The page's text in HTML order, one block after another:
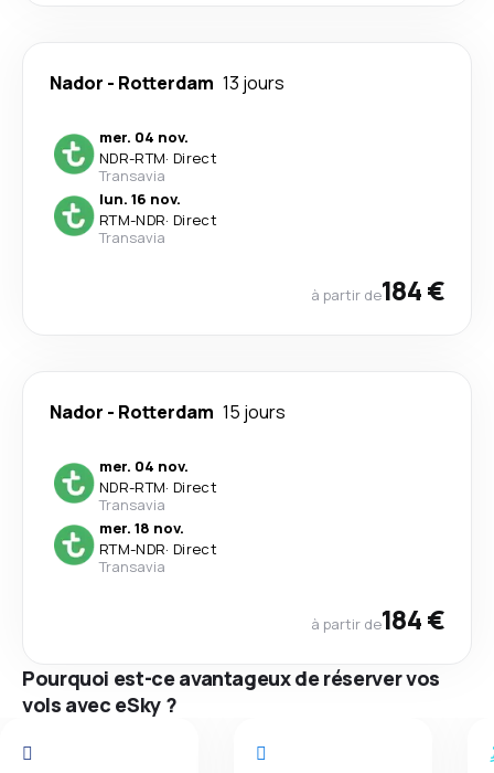
Nador - Rotterdam 13 jours
mer. 04 nov.
NDR-RTM· Direct
Transavia
lun. 16 nov.
RTM-NDR· Direct
Transavia
à partir de184 €
Nador - Rotterdam 15 jours
mer. 04 nov.
NDR-RTM· Direct
Transavia
mer. 18 nov.
RTM-NDR· Direct
Transavia
à partir de184 €
Pourquoi est-ce avantageux de réserver vos
vols avec eSky ?